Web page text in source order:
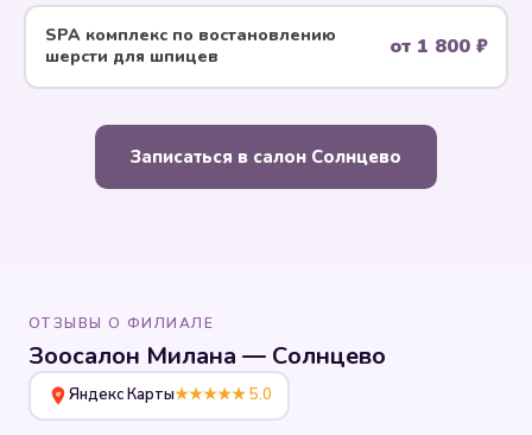
SPA комплекс по воcтановлению
шерсти для шпицев
от 1 800 ₽
Записаться в салон Солнцево
ОТЗЫВЫ О ФИЛИАЛЕ
Зоосалон Милана — Солнцево
Яндекс Карты★★★★★ 5.0